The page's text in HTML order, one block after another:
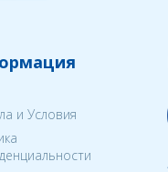
и Условия